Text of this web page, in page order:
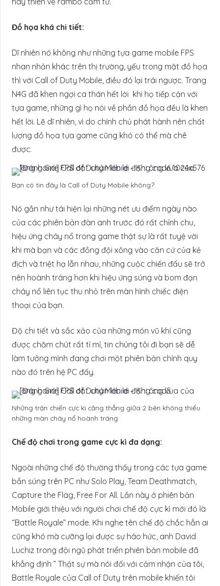
Đồ họa khá chi tiết:
Dĩ nhiên nó không như những tựa game mobile FPS
nhan nhản khác trên thị trường, yếu trong mặt đồ họa
thì với Call of Duty Mobile, điều đó lại trái ngược. Trang
N4G đã khen ngợi ca thán hết lời khi họ tiếp cận với
tựa game, những gì họ nói về phần đồ họa đều là khen
hết lời. Lẽ dĩ nhiên, vì do chính chủ phát hành nên chất
lượng đồ họa tựa game cũng khó có thể mà chê
được.
Bạn có tin đây là Call of Duty Mobile không?
Nó gần như tái hiện lại những nét ưu điểm ngày nào
của các phiên bản đàn anh trước đó rất chỉnh chu,
hiệu ứng cháy nổ trong game thật sự là rất tuyệ vời
khi mà bạn và các đồng đội xông vào căn cứ của kẻ
địch và triệt hạ lẫn nhau, những cuộc chiến đấu sẽ trở
nên hoành tráng hơn khi hiệu ứng súng và bom đạn
cháy nổ liên tục thu nhỏ trên màn hình chiếc điện
thoại của bạn.
Độ chi tiết và sắc xảo của những món vũ khí cũng
được chăm chút rất tỉ mỉ, tin chúng tôi đi bạn sẽ dễ
làm tưởng mình đang chơi một phiên bản chính quy
nào đó trên hệ PC đấy.
Những trận chiến cực kì căng thẳng giữa 2 bên không thiếu
những màn cháy nổ hoành tráng.
Chế độ chơi trong game cực kì đa dạng:
Ngoài những chế độ thường thấy trong các tựa game
bắn súng trên PC như Solo Play, Team Deathmatch,
Capture the Flag, Free For All. Lần này ở phiên bản
Mobile giới thiệu với người chơi chế độ cực kì mới đó là
“Battle Royale” mode. Khi nghe tên chế độ chắc hẳn ai
cũng khó mà cưỡng lại được sự háo hức, anh David
Luchiz trong đội ngũ phát triển phiên bản mobile đã
khẳng định ” Thật sự mà nói đối với cảm nhận của tôi,
Battle Royale của Call of Duty trên mobile khiến tôi